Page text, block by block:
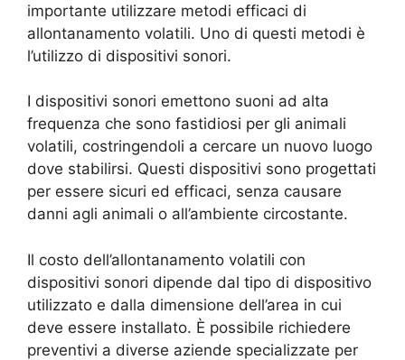
importante utilizzare metodi efficaci di
allontanamento volatili. Uno di questi metodi è
l’utilizzo di dispositivi sonori.
I dispositivi sonori emettono suoni ad alta
frequenza che sono fastidiosi per gli animali
volatili, costringendoli a cercare un nuovo luogo
dove stabilirsi. Questi dispositivi sono progettati
per essere sicuri ed efficaci, senza causare
danni agli animali o all’ambiente circostante.
Il costo dell’allontanamento volatili con
dispositivi sonori dipende dal tipo di dispositivo
utilizzato e dalla dimensione dell’area in cui
deve essere installato. È possibile richiedere
preventivi a diverse aziende specializzate per